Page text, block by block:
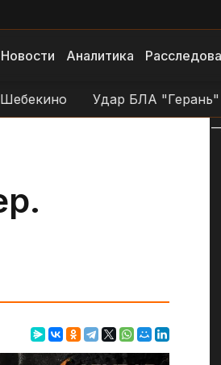
Новости Аналитика
Удар БЛА "Герань" по